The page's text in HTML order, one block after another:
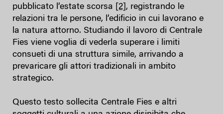
pubblicato l’estate scorsa
[2] , registrando le
relazioni tra le persone, l’edificio in cui lavorano e
la natura attorno. Studiando il lavoro di Centrale
Fies viene voglia di vederla superare i limiti
consueti di una struttura simile, arrivando a
prevaricare gli attori tradizionali in ambito
strategico.
Questo testo sollecita Centrale Fies e altri